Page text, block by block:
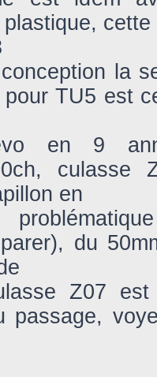
la
pour TU5 est
en 9
culasse
en
du
Z07 est
passage,